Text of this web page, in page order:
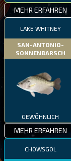
MEHR ERFAHREN
LAKE WHITNEY
SAN-ANTONIO-
SONNENBARSCH
GEWÖHNLICH
MEHR ERFAHREN
CHÖWSGÖL